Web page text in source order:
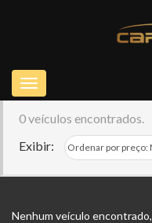
Toggle navigation
0 veículos encontrados.
Exibir:
Nenhum veículo encontrado,